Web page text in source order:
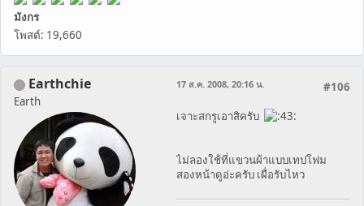
มังกร
โพสต์: 19,660
Earthchie
Earth
#106
17 ส.ค. 2008, 20:16 น.
เจาะสกรูเอาสิครับ
ไม่ลองใช้ที่แขวนผ้าแบบเทปโฟม
สองหน้าดูอ่ะครับ เผื่อรับไหว